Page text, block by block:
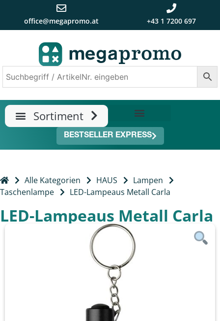
office@megapromo.at +43 1 7200 697
BESTSELLER EXPRESS
Alle Kategorien HAUS
Lampen
Taschenlampe
LED-Lampeaus Metall Carla
LED-Lampeaus Metall Carla